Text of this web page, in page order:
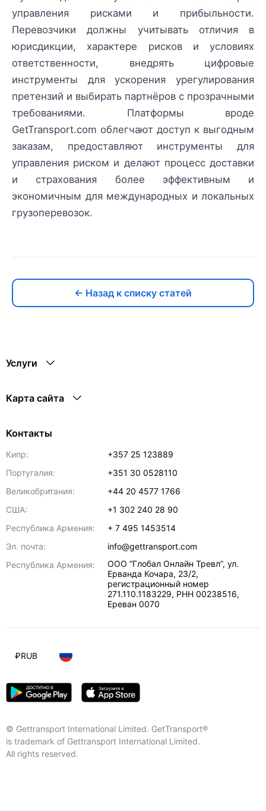
управления рисками и прибыльности.
Перевозчики должны учитывать отличия в
юрисдикции, характере рисков и условиях
ответственности, внедрять цифровые
инструменты для ускорения урегулирования
претензий и выбирать партнёров с прозрачными
требованиями. Платформы вроде
GetTransport.com облегчают доступ к выгодным
заказам, предоставляют инструменты для
управления риском и делают процесс доставки
и страхования более эффективным и
экономичным для международных и локальных
грузоперевозок.
← Назад к списку статей
Услуги
Карта сайта
Контакты
Кипр:
+357 25 123889
Португалия:
+351 30 0528110
Великобритания:
+44 20 4577 1766
США:
+1 302 240 28 90
Республика Армения:
+ 7 495 1453514
Эл. почта:
info@gettransport.com
Республика Армения:
ООО “Глобал Онлайн Тревл”, ул.
Ерванда Кочара, 23/2,
регистрационный номер
271.110.1183229, РНН 00238516,
Ереван 0070
© Gettransport International Limited. GetTransport®
is trademark of Gettransport International Limited.
All rights reserved.
₽RUB